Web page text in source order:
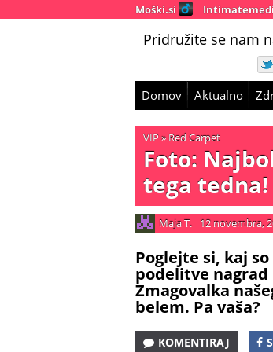
Moški.si
Pridružite se nam
Domov Aktualno
VIP» Red Carpet
Foto:
tega tedna!
Maja T. 12 novembra,
Poglejte si, kaj
podelitve nagrad
Zmagovalka
belem. Pa vaša?
KOMENTIRAJ